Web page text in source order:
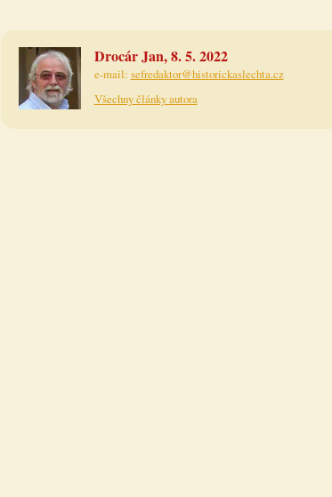
Drocár Jan, 8. 5. 2022
e-mail: sefredaktor@historickaslechta.cz
Všechny články autora